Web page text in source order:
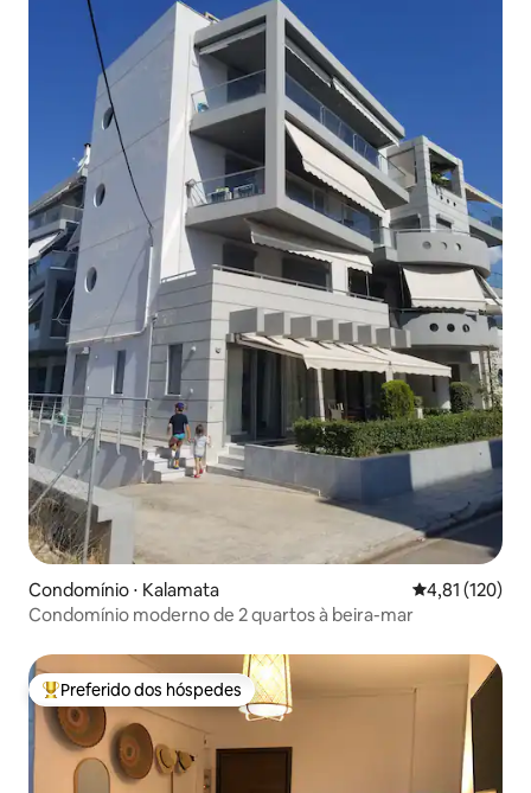
Condomínio ⋅ Kalamata 4,81 de uma
4,81 (120)
Condomínio moderno de 2 quartos à beira-mar
Entre os melhores preferidos dos hóspedes
Preferido dos hóspedes